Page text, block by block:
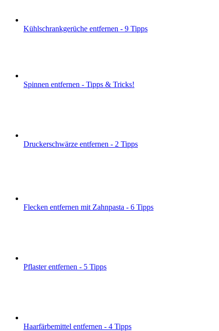
Kühlschrankgerüche entfernen - 9 Tipps
Spinnen entfernen - Tipps & Tricks!
Druckerschwärze entfernen - 2 Tipps
Flecken entfernen mit Zahnpasta - 6 Tipps
Pflaster entfernen - 5 Tipps
Haarfärbemittel entfernen - 4 Tipps